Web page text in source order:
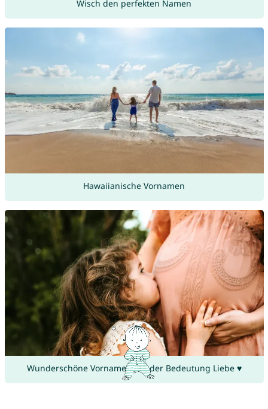
Wisch den perfekten Namen
Hawaiianische Vornamen
Wunderschöne Vornamen mit der Bedeutung Liebe ♥